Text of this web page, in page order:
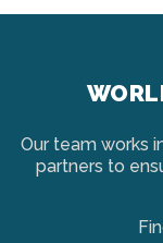
Our team works
partners to